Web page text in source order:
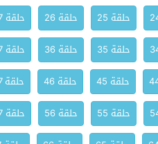
حلقة 25 حلقة 26 حلقة 27
حلقة 35 حلقة 36 حلقة 37
حلقة 45 حلقة 46 حلقة 47
حلقة 55 حلقة 56 حلقة 57